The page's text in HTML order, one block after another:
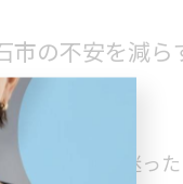
市の不安を減
けて良いか迷っ